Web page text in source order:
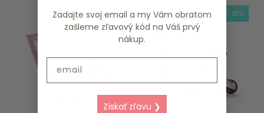
skladom do 7 dní
Zadajte svoj email a my Vám obratom
zašleme zľavový kód na Váš prvý
nákup.
Získať zľavu ❯